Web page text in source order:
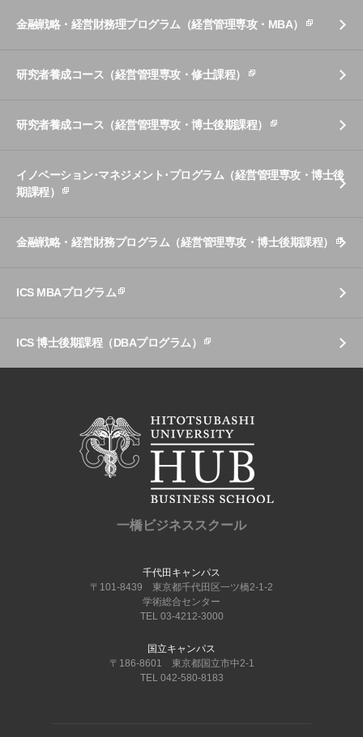
金融戦略・経営財務理プログラム（経営管理専攻・MBA）
研究者養成コース（経営管理専攻・修士課程）
研究者養成コース（経営管理専攻・博士後期課程）
イノベーション･マネジメント･プログラム（経営管理専攻・博士後
期課程）
金融戦略・経営財務プログラム（経営管理専攻・博士後期課程）
ICS MBAプログラム
ICS 博士後期課程（DBAプログラム）
一橋ビジネススクール
千代田キャンパス
〒101-8439 東京都千代田区一ツ橋2-1-2
学術総合センター
TEL 03-4212-3000
国立キャンパス
〒186-8601 東京都国立市中2-1
TEL 042-580-8183